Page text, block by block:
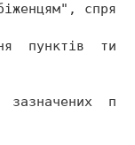
пунктів
зазначених